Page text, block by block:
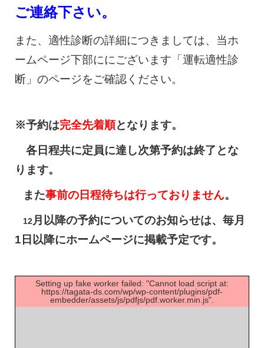
ご連絡下さい。
また、適性診断の詳細につきましては、当ホ
ームページ下部ににございます「運転適性診
断」のページをご確認ください。
※予約は完全先着順となります。
各日程共に定員に達し次第予約は終了とな
ります。
また事前の日程待ちは行っておりません。
12月以降の予約についてのお知らせは、毎月
1日以降にホームページに掲載予定です。
Setting up fake worker failed: "Cannot load script at:
https://tagata-ds.com/wp/wp-content/plugins/pdf-
embedder/assets/js/pdfjs/pdf.worker.min.js".